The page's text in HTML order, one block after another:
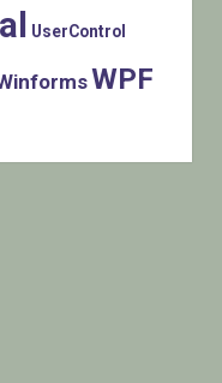
UserControl
WPF